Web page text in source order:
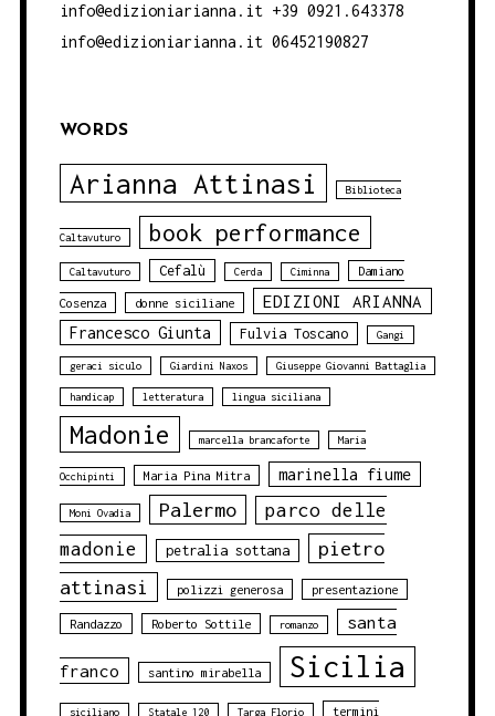
info@edizioniarianna.it +39 0921.643378
info@edizioniarianna.it 06452190827
WORDS
Arianna Attinasi Biblioteca
Caltavuturo book performance
Caltavuturo Cefalù Cerda Ciminna Damiano
Cosenza donne siciliane EDIZIONI ARIANNA
Francesco Giunta Fulvia Toscano Gangi
geraci siculo Giardini Naxos Giuseppe Giovanni Battaglia
handicap letteratura lingua siciliana
Madonie marcella brancaforte Maria
Occhipinti Maria Pina Mitra marinella fiume
Moni Ovadia Palermo
parco delle
madonie
petralia sottana
pietro
attinasi
polizzi generosa presentazione
Randazzo Roberto Sottile romanzo santa
franco santino mirabella Sicilia
siciliano Statale 120 Targa Florio termini